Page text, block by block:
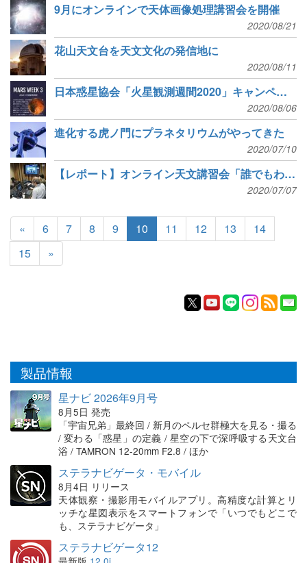
9月にオンラインで天体画像処理講習会を開催
2020/08/21
花山天文台を天文文化の発信地に
2020/08/11
日本惑星協会「火星観測週間2020」キャンペーン実施中、観測証を発行
2020/08/06
進化する虎ノ門にプラネタリウムがやってきた
2020/07/10
【レポート】オンライン天文講習会「誰でもわかる画像処理」を開催
2020/07/07
« 6 7 8 9 10 11 12 13
14
15
»
製品情報
星ナビ 2026年9月号
8月5日 発売
「宇宙兄弟」最終回 / 新月のペルセ群極大を見る・撮る
/ 変わる「惑星」の定義 / 星空の下で深呼吸する天文台
浴 / TAMRON 12-20mm F2.8 / ほか
ステラナビゲータ・モバイル
8月4日 リリース
天体観察・撮影用モバイルアプリ。高精度な計算とリ
ッチな星図表示をスマートフォンで「いつでもどこで
も、ステラナビゲータ」
ステラナビゲータ12